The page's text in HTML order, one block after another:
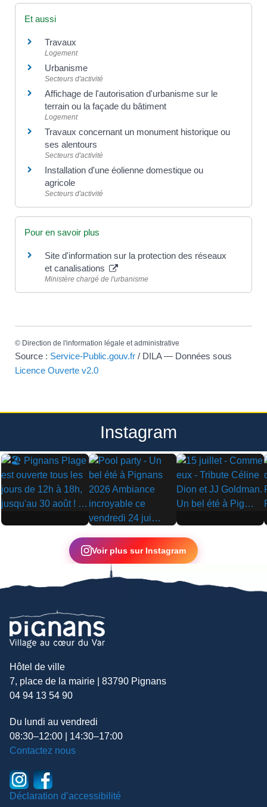
Et aussi
Travaux
Logement
Urbanisme
Secteurs d'activité
Affichage de l'autorisation d'urbanisme sur le
terrain ou la façade du bâtiment
Logement
Travaux concernant un monument historique ou
ses alentours
Secteurs d'activité
Installation d'une éolienne domestique ou
agricole
Secteurs d'activité
Pour en savoir plus
Site d'information sur la protection des réseaux
et canalisations
Ministère chargé de l'urbanisme
© Direction de l'information légale et administrative
Source : Service-Public.gouv.fr / DILA — Données sous
Licence Ouverte v2.0
Instagram
▶
▶
▶
Voir plus sur Instagram
Hôtel de ville
7, place de la mairie | 83790 Pignans
04 94 13 54 90
Du lundi au vendredi
08:30–12:00 | 14:30–17:00
Contactez nous
Déclaration d’accessibilité